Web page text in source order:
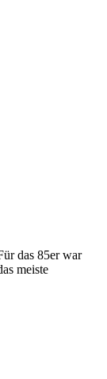
das 85er war
meiste